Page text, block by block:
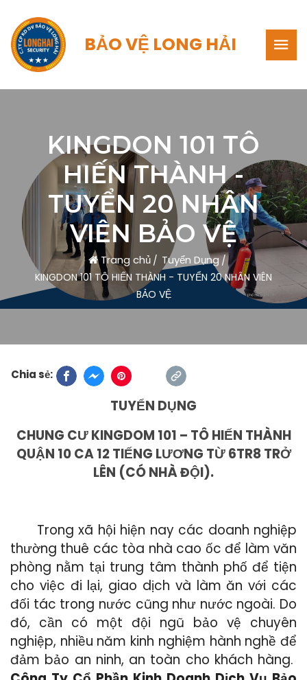
BẢO VỆ LONG HẢI
KINGDON 101 TÔ
HIẾN THÀNH -
TUYỂN 20 NHÂN
VIÊN BẢO VỆ
Trang chủ Tuyển Dụng
KINGDON 101 TÔ HIẾN THÀNH - TUYỂN 20 NHÂN VIÊN
BẢO VỆ
Chia sẻ:
TUYỂN DỤNG
CHUNG CƯ KINGDOM 101 – TÔ HIẾN THÀNH
QUẬN 10 CA 12 TIẾNG LƯƠNG TỪ 6TR8 TRỞ
LÊN (CÓ NHÀ ĐỘI).
Trong xã hội hiện nay các doanh nghiệp
thường thuê các tòa nhà cao ốc để làm văn
phòng nằm tại trung tâm thành phố để tiện
cho việc đi lại, giao dịch và làm ăn với các
đối tác trong nước cũng như nước ngoài. Do
đó, cần có một đội ngũ bảo vệ chuyên
nghiệp, nhiều năm kinh nghiệm hành nghề để
đảm bảo an ninh, an toàn cho khách hàng.